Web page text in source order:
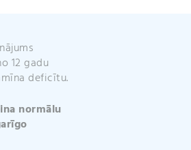
12 gadu
deficītu.
normālu